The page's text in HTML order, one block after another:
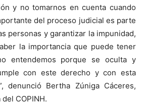
y no tomarnos en cuenta cuando
del proceso judicial es parte
personas y garantizar la impunidad,
la importancia que puede tener
entendemos porque se oculta y
con este derecho y con esta
denunció Bertha Zúniga Cáceres,
COPINH.